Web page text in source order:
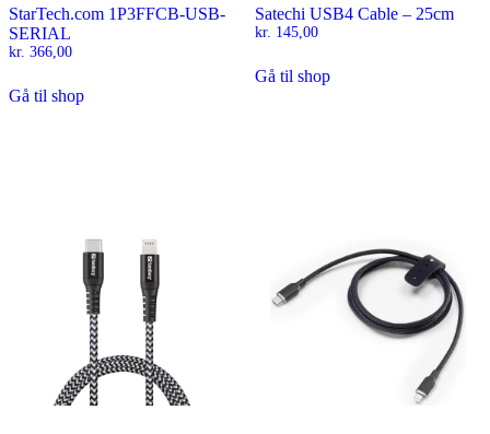
StarTech.com 1P3FFCB-USB-
SERIAL
kr. 366,00
Gå til shop
Satechi USB4 Cable – 25cm
kr. 145,00
Gå til shop